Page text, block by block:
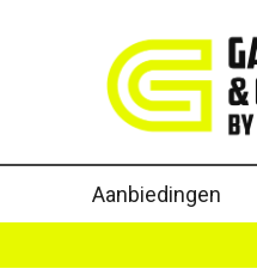
Aanbiedingen